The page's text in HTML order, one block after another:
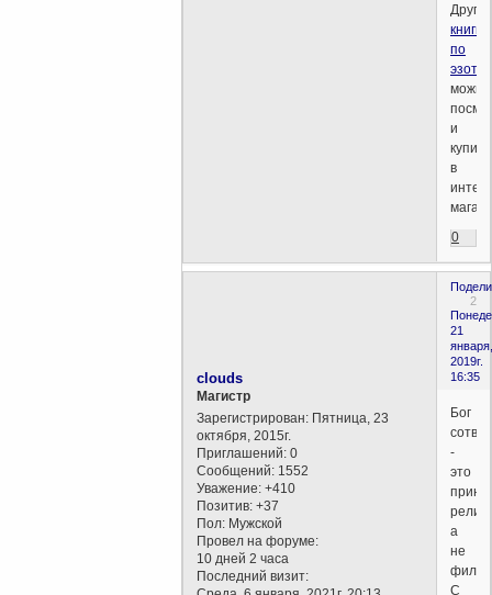
Другие
книги
по
можно
и
купить
в
0
2
21
января,
2019г.
16:35
clouds
Магистр
Зарегистрирован: Пятница, 23
октября, 2015г.
Приглашений: 0
Сообщений: 1552
Уважение: +410
Позитив: +37
Пол: Мужской
Провел на форуме:
10 дней 2 часа
Последний визит:
Бог
-
это
а
не
С